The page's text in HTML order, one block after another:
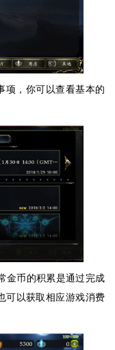
项，你可以查看基本的
金币的积累是通过完成
可以获取相应游戏消费